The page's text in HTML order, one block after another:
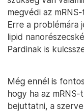
megvédi az
Erre a problémára
lipid
Pardinak is
Még ennél is
hogy ha az
bejuttatni, a